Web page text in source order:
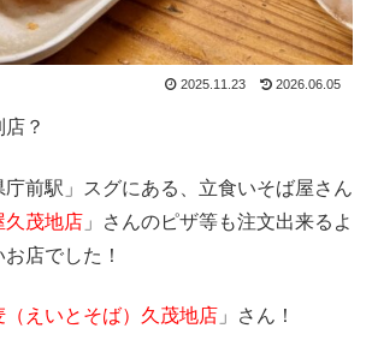
2025.11.23 2026.06.05
？
前駅」スグにある、立食いそば屋さん
久茂地店 」さんのピザ等も注文出来るよ
店でした！
（えいとそば）久茂地店 」さん！